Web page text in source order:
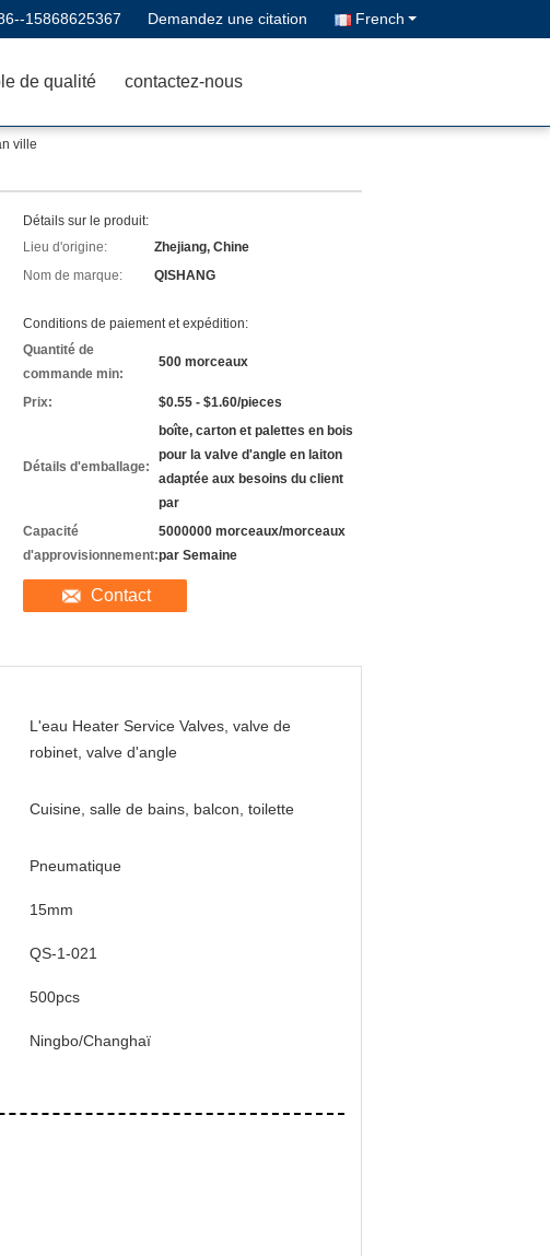
15868625367 Demandez une citation French
de qualité contactez-nous
ville
Détails sur le produit:
Lieu d'origine:
Zhejiang, Chine
Nom de marque:
QISHANG
Conditions de paiement et expédition:
Quantité de
commande min:
500 morceaux
Prix: $0.55 - $1.60/pieces
Détails d'emballage:
boîte, carton et palettes en bois
pour la valve d'angle en laiton
adaptée aux besoins du client
par
Capacité
d'approvisionnement:
5000000 morceaux/morceaux
par Semaine
Contact
L'eau Heater Service Valves, valve de
robinet, valve d'angle
Cuisine, salle de bains, balcon, toilette
Pneumatique
15mm
QS-1-021
500pcs
Ningbo/Changhaï